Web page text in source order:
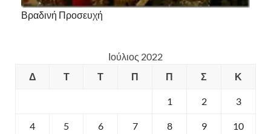
Βραδινή Προσευχή
Ιούλιος 2022
Δ
Τ Τ Π Π Σ Κ
1 2 3
4 5 6 7 8 9 10